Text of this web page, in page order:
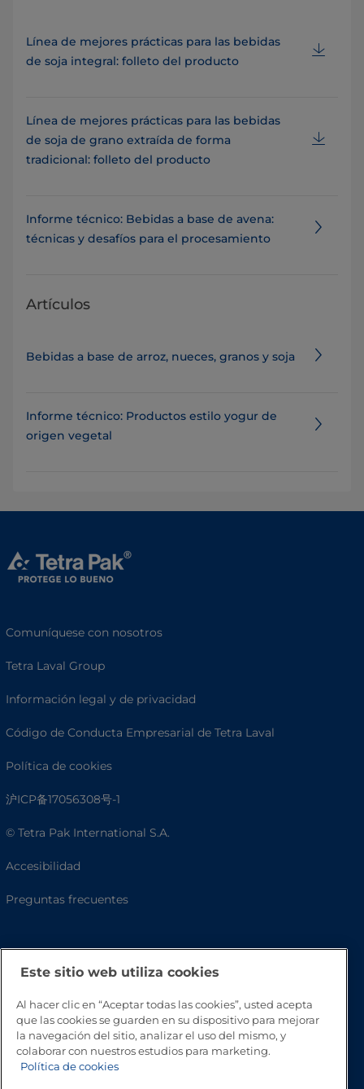
Línea de mejores prácticas para las bebidas
de soja integral: folleto del producto
Línea de mejores prácticas para las bebidas
de soja de grano extraída de forma
tradicional: folleto del producto
Informe técnico: Bebidas a base de avena:
técnicas y desafíos para el procesamiento
Artículos
Bebidas a base de arroz, nueces, granos y soja
Informe técnico: Productos estilo yogur de
origen vegetal
Comuníquese con nosotros
Tetra Laval Group
Información legal y de privacidad
Código de Conducta Empresarial de Tetra Laval
Política de cookies
沪ICP备17056308号-1
© Tetra Pak International S.A.
Accesibilidad
Preguntas frecuentes
Volver a inicio
Este sitio web utiliza cookies
Al hacer clic en “Aceptar todas las cookies”, usted acepta
que las cookies se guarden en su dispositivo para mejorar
la navegación del sitio, analizar el uso del mismo, y
colaborar con nuestros estudios para marketing.
Política de cookies